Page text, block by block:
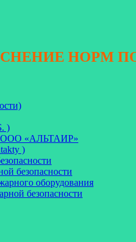
НОРМ
)
«АЛЬТАИР»
)
безопасности
оборудования
безопасности